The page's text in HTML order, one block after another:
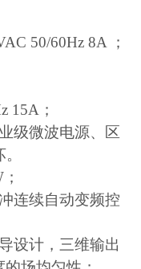
50/60Hz 8A ；
15A；
级微波电源、区
连续自动变频控
设计，三维输出